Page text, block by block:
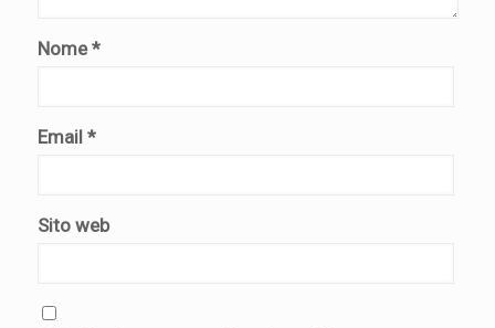
Nome*
Email *
Sito web